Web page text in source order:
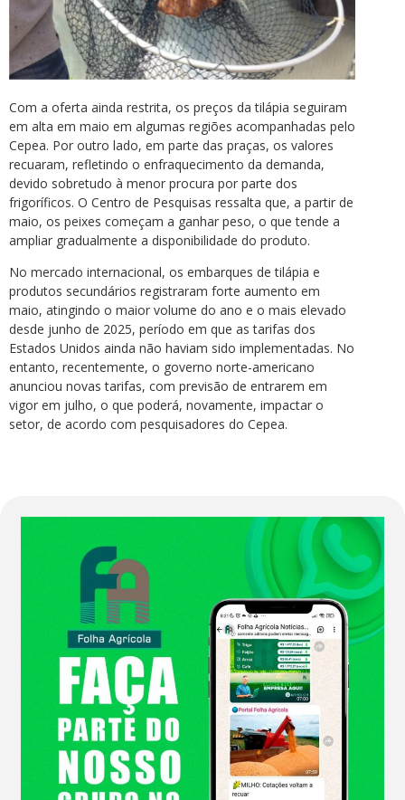
Com a oferta ainda restrita, os preços da tilápia seguiram
em alta em maio em algumas regiões acompanhadas pelo
Cepea. Por outro lado, em parte das praças, os valores
recuaram, refletindo o enfraquecimento da demanda,
devido sobretudo à menor procura por parte dos
frigoríficos. O Centro de Pesquisas ressalta que, a partir de
maio, os peixes começam a ganhar peso, o que tende a
ampliar gradualmente a disponibilidade do produto.
No mercado internacional, os embarques de tilápia e
produtos secundários registraram forte aumento em
maio, atingindo o maior volume do ano e o mais elevado
desde junho de 2025, período em que as tarifas dos
Estados Unidos ainda não haviam sido implementadas. No
entanto, recentemente, o governo norte-americano
anunciou novas tarifas, com previsão de entrarem em
vigor em julho, o que poderá, novamente, impactar o
setor, de acordo com pesquisadores do Cepea.